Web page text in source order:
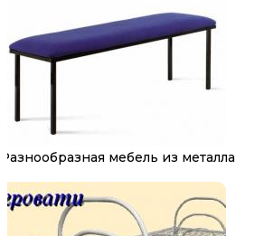
Разнообразная мебель из металла